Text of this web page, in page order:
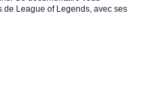
League of Legends, avec ses